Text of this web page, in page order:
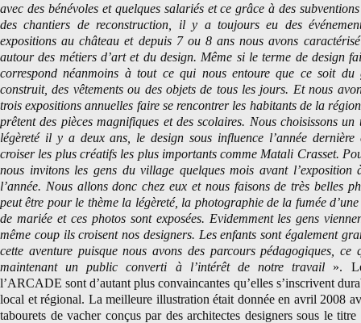
avec des bénévoles et quelques salariés et ce grâce à des
des chantiers de reconstruction, il y a toujours eu des
expositions au château et depuis 7 ou 8 ans nous avons
autour des métiers d’art et du design. Même si le terme de design
correspond néanmoins à tout ce qui nous entoure que ce soit du
construit, des vêtements ou des objets de tous les jours. Et nous
trois expositions annuelles faire se rencontrer les habitants de la
prêtent des pièces magnifiques et des scolaires. Nous choisissons
légèreté il y a deux ans, le design sous influence l’année
croiser les plus créatifs les plus importants comme Matali Crasset.
nous invitons les gens du village quelques mois avant
l’année. Nous allons donc chez eux et nous faisons de très belles
peut être pour le thème la légèreté, la photographie de la fumée
de mariée et ces photos sont exposées. Evidemment les gens
même coup ils croisent nos designers. Les enfants sont également
cette aventure puisque nous avons des parcours pédagogiques,
maintenant un public converti à l’intérêt de notre travail ».
l’ARCADE sont d’autant plus convaincantes qu’elles s’inscrivent
local et régional. La meilleure illustration était donnée en avril 2008
tabourets de vacher conçus par des architectes designers sous le